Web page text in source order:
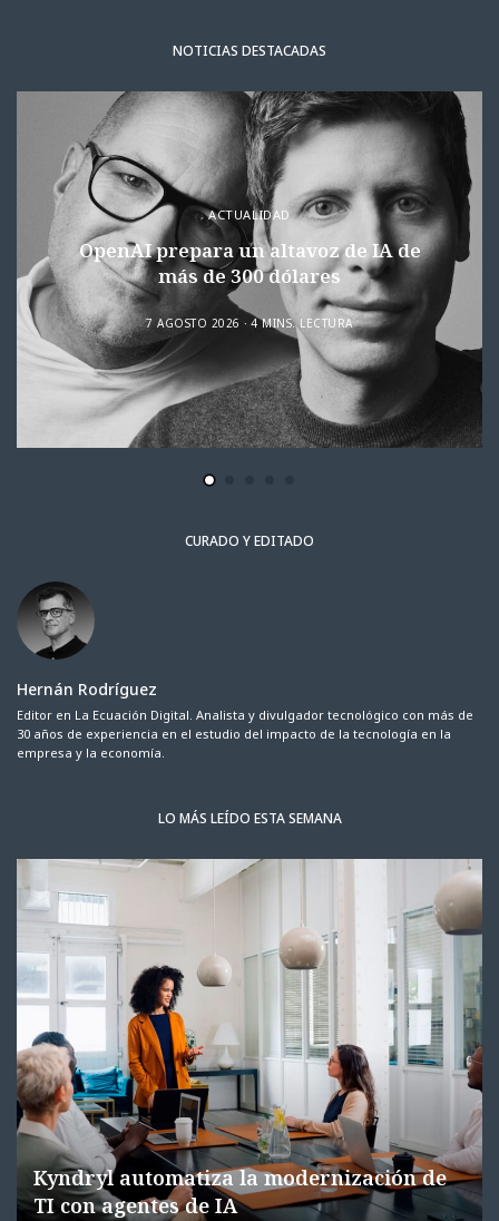
NOTICIAS DESTACADAS
ACTUALIDAD
OpenAI prepara un altavoz de IA de
más de 300 dólares
7 AGOSTO 2026 4 MINS. LECTURA
CURADO Y EDITADO
Hernán Rodríguez
Editor en La Ecuación Digital. Analista y divulgador tecnológico con más de
30 años de experiencia en el estudio del impacto de la tecnología en la
empresa y la economía.
LO MÁS LEÍDO ESTA SEMANA
Kyndryl automatiza la modernización de
TI con agentes de IA